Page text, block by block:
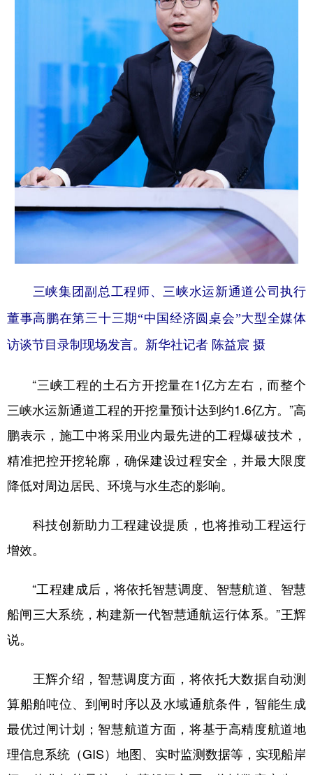
三峡集团副总工程师、三峡水运新通道公司执行
董事高鹏在第三十三期“中国经济圆桌会”大型全媒体
访谈节目录制现场发言。新华社记者 陈益宸 摄
“三峡工程的土石方开挖量在1亿方左右，而整个
三峡水运新通道工程的开挖量预计达到约1.6亿方。”高
鹏表示，施工中将采用业内最先进的工程爆破技术，
精准把控开挖轮廓，确保建设过程安全，并最大限度
降低对周边居民、环境与水生态的影响。
科技创新助力工程建设提质，也将推动工程运行
增效。
“工程建成后，将依托智慧调度、智慧航道、智慧
船闸三大系统，构建新一代智慧通航运行体系。”王辉
说。
王辉介绍，智慧调度方面，将依托大数据自动测
算船舶吨位、到闸时序以及水域通航条件，智能生成
最优过闸计划；智慧航道方面，将基于高精度航道地
理信息系统（GIS）地图、实时监测数据等，实现船岸